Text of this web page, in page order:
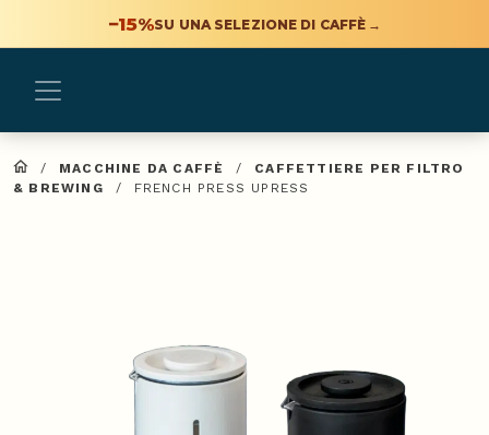
−15%SU UNA SELEZIONE DI CAFFÈ →
/ MACCHINE DA CAFFÈ /
CAFFETTIERE PER FILTRO
& BREWING
/ FRENCH PRESS UPRESS